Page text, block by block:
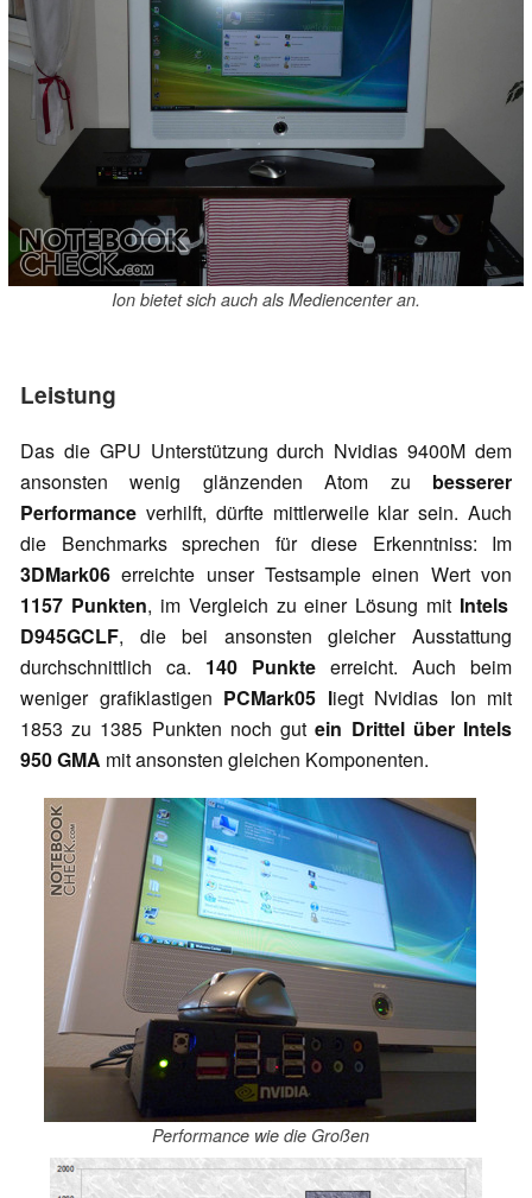
Ion bietet sich auch als Mediencenter an.
Leistung
Das die GPU Unterstützung durch Nvidias 9400M dem
ansonsten wenig glänzenden Atom zu besserer
Performance verhilft, dürfte mittlerweile klar sein. Auch
die Benchmarks sprechen für diese Erkenntniss: Im
3DMark06erreichte unser Testsample einen Wert von
1157 Punkten, im Vergleich zu einer Lösung mit Intels
D945GCLF, die bei ansonsten gleicher Ausstattung
durchschnittlich ca. 140 Punkte erreicht. Auch beim
weniger grafiklastigen PCMark05 liegt Nvidias Ion mit
1853 zu 1385 Punkten noch gut ein Drittel über Intels
950 GMA mit ansonsten gleichen Komponenten.
Performance wie die Großen